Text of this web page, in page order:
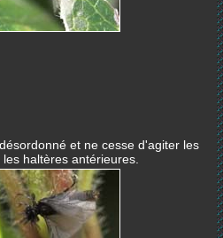
et ne cesse d'agiter les
haltères antérieures.